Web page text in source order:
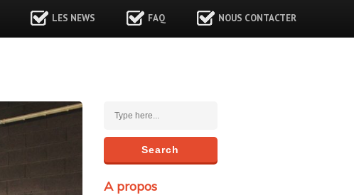
LES NEWS FAQ NOUS CONTACTER
A propos